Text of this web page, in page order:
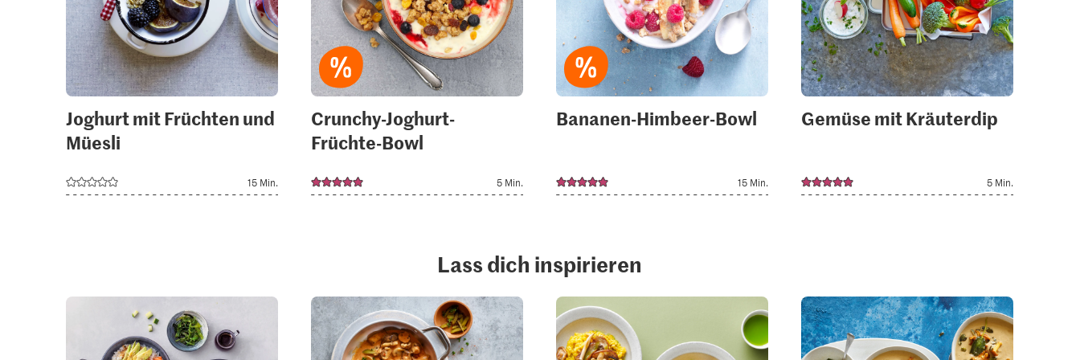
Joghurt mit Früchten und
Müesli
15 Min.
Crunchy-Joghurt-
Früchte-Bowl
5 Min.
Bananen-Himbeer-Bowl
15 Min.
Gemüse mit Kräuterdip
5 Min.
Lass dich inspirieren